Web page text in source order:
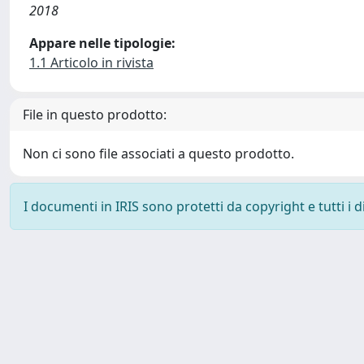
2018
Appare nelle tipologie:
1.1 Articolo in rivista
File in questo prodotto:
Non ci sono file associati a questo prodotto.
I documenti in IRIS sono protetti da copyright e tutti i